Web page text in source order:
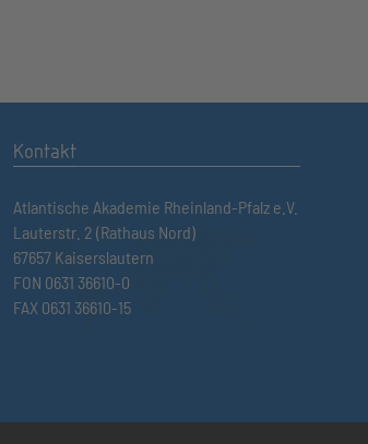
Kontakt
Atlantische Akademie Rheinland-Pfalz e.V.
Lauterstr. 2 (Rathaus Nord)
67657 Kaiserslautern
FON 0631 36610-0
FAX 0631 36610-15